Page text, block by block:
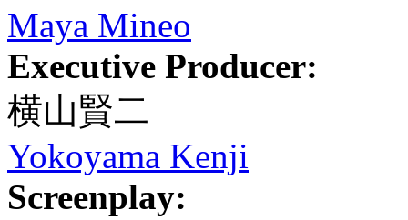
Maya Mineo
Executive Producer:
横山賢二
Yokoyama Kenji
Screenplay: